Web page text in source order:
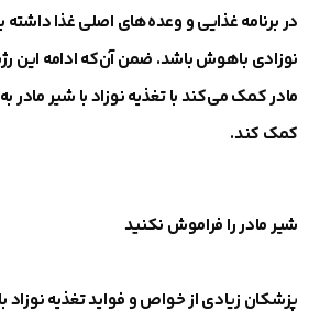
در برنامه غذایی و وعده‌های اصلی غذا داشته
نوزادی باهوش باشد. ضمن آن‌که ادامه این
مادر کمک می‌کند با تغذیه نوزاد با شیر
کمک کند.
شیر مادر را فراموش نکنید
پزشکان زیادی از خواص و فواید تغذیه نوزاد